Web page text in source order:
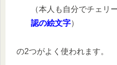
（本人も自分でチェリ
認の絵文字）
の2つがよく使われます。